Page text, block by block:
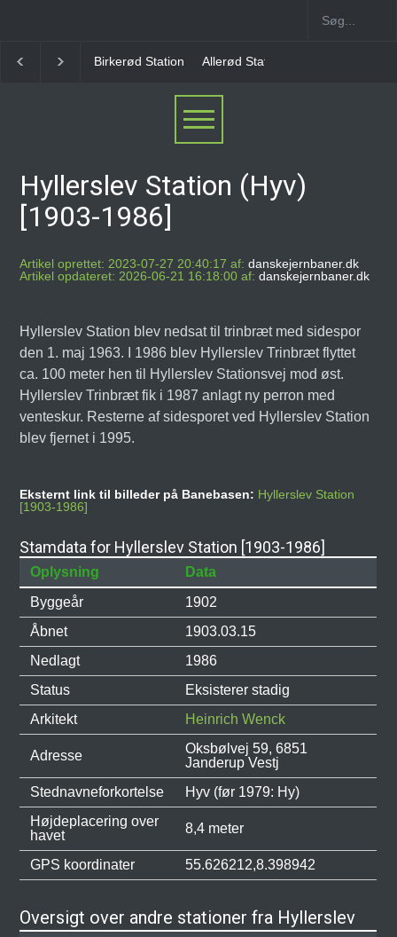
Station Allerød Station Favrholm Station
Hyllerslev Station (Hyv)
[1903-1986]
Artikel oprettet: 2023-07-27 20:40:17 af: danskejernbaner.dk
Artikel opdateret: 2026-06-21 16:18:00 af: danskejernbaner.dk
Hyllerslev Station blev nedsat til trinbræt med sidespor
den 1. maj 1963. I 1986 blev Hyllerslev Trinbræt flyttet
ca. 100 meter hen til Hyllerslev Stationsvej mod øst.
Hyllerslev Trinbræt fik i 1987 anlagt ny perron med
venteskur. Resterne af sidesporet ved Hyllerslev Station
blev fjernet i 1995.
Eksternt link til billeder på Banebasen: Hyllerslev Station
[1903-1986]
Stamdata for Hyllerslev Station [1903-1986]
Oplysning
Data
Byggeår
1902
Åbnet
1903.03.15
Nedlagt
1986
Status
Eksisterer stadig
Arkitekt
Heinrich Wenck
Adresse
Oksbølvej 59, 6851
Janderup Vestj
Stednavneforkortelse
Hyv (før 1979: Hy)
Højdeplacering over
havet
8,4 meter
GPS koordinater 55.626212,8.398942
Oversigt over andre stationer fra Hyllerslev